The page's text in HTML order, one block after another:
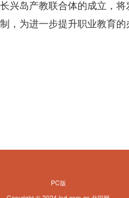
兴岛产教联合体的成立，
，为进一步提升职业教育
PC版